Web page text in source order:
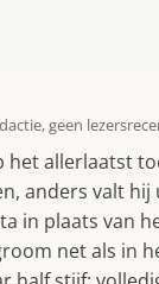
geen
het allerlaatst
anders valt hij
in plaats van
net als in